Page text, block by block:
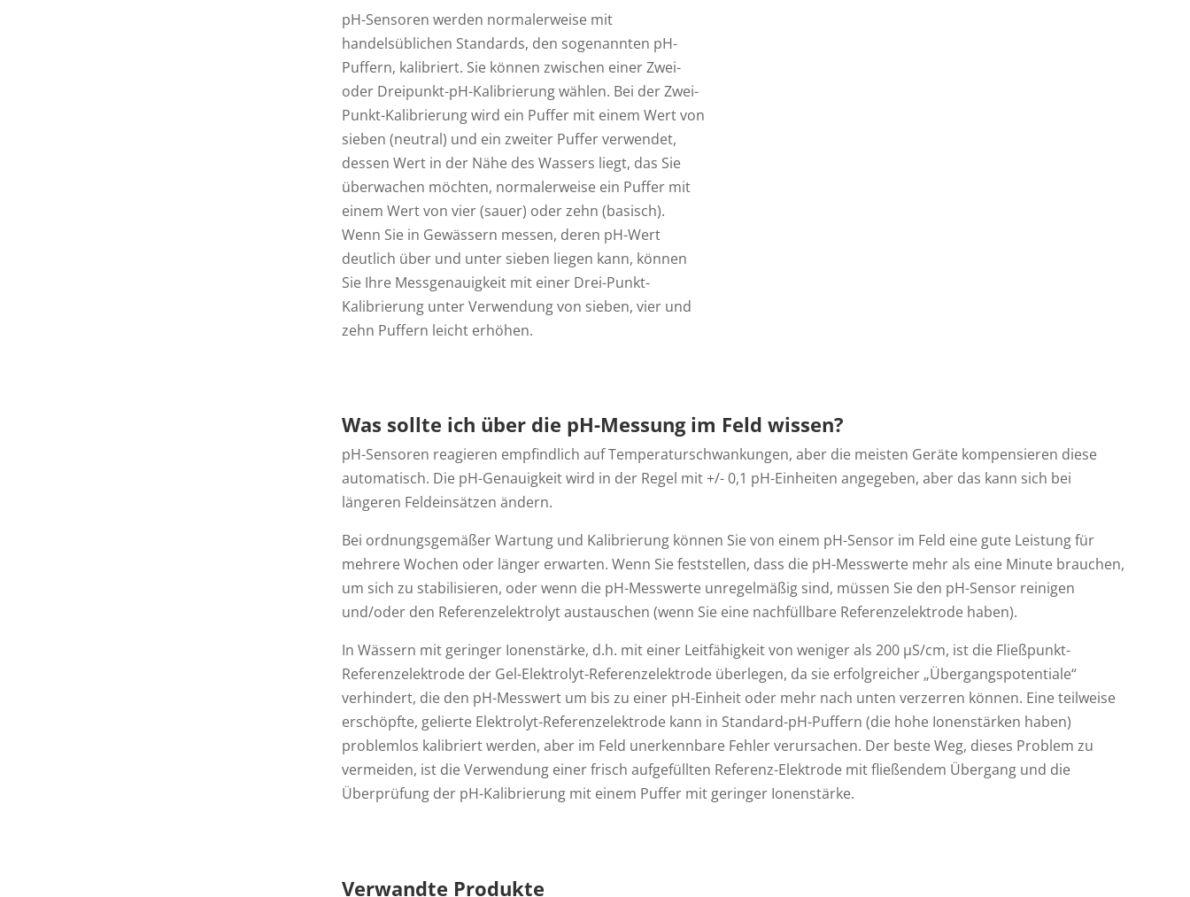
pH-Sensoren werden normalerweise mit
handelsüblichen Standards, den sogenannten pH-
Puffern, kalibriert. Sie können zwischen einer Zwei-
oder Dreipunkt-pH-Kalibrierung wählen. Bei der Zwei-
Punkt-Kalibrierung wird ein Puffer mit einem Wert von
sieben (neutral) und ein zweiter Puffer verwendet,
dessen Wert in der Nähe des Wassers liegt, das Sie
überwachen möchten, normalerweise ein Puffer mit
einem Wert von vier (sauer) oder zehn (basisch).
Wenn Sie in Gewässern messen, deren pH-Wert
deutlich über und unter sieben liegen kann, können
Sie Ihre Messgenauigkeit mit einer Drei-Punkt-
Kalibrierung unter Verwendung von sieben, vier und
zehn Puffern leicht erhöhen.
Was sollte ich über die pH-Messung im Feld wissen?
pH-Sensoren reagieren empfindlich auf Temperaturschwankungen, aber die meisten Geräte kompensieren diese
automatisch. Die pH-Genauigkeit wird in der Regel mit +/- 0,1 pH-Einheiten angegeben, aber das kann sich bei
längeren Feldeinsätzen ändern.
Bei ordnungsgemäßer Wartung und Kalibrierung können Sie von einem pH-Sensor im Feld eine gute Leistung für
mehrere Wochen oder länger erwarten. Wenn Sie feststellen, dass die pH-Messwerte mehr als eine Minute brauchen,
um sich zu stabilisieren, oder wenn die pH-Messwerte unregelmäßig sind, müssen Sie den pH-Sensor reinigen
und/oder den Referenzelektrolyt austauschen (wenn Sie eine nachfüllbare Referenzelektrode haben).
In Wässern mit geringer Ionenstärke, d.h. mit einer Leitfähigkeit von weniger als 200 µS/cm, ist die Fließpunkt-
Referenzelektrode der Gel-Elektrolyt-Referenzelektrode überlegen, da sie erfolgreicher „Übergangspotentiale“
verhindert, die den pH-Messwert um bis zu einer pH-Einheit oder mehr nach unten verzerren können. Eine teilweise
erschöpfte, gelierte Elektrolyt-Referenzelektrode kann in Standard-pH-Puffern (die hohe Ionenstärken haben)
problemlos kalibriert werden, aber im Feld unerkennbare Fehler verursachen. Der beste Weg, dieses Problem zu
vermeiden, ist die Verwendung einer frisch aufgefüllten Referenz-Elektrode mit fließendem Übergang und die
Überprüfung der pH-Kalibrierung mit einem Puffer mit geringer Ionenstärke.
Verwandte Produkte